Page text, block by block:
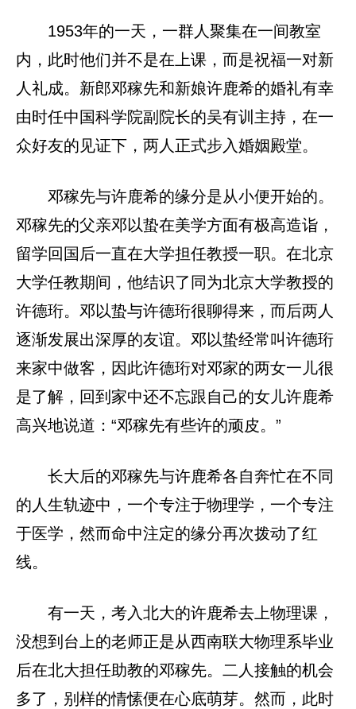
1953年的一天，一群人聚集在一间教室
内，此时他们并不是在上课，而是祝福一对新
人礼成。新郎邓稼先和新娘许鹿希的婚礼有幸
由时任中国科学院副院长的吴有训主持，在一
众好友的见证下，两人正式步入婚姻殿堂。
邓稼先与许鹿希的缘分是从小便开始的。
邓稼先的父亲邓以蛰在美学方面有极高造诣，
留学回国后一直在大学担任教授一职。在北京
大学任教期间，他结识了同为北京大学教授的
许德珩。邓以蛰与许德珩很聊得来，而后两人
逐渐发展出深厚的友谊。邓以蛰经常叫许德珩
来家中做客，因此许德珩对邓家的两女一儿很
是了解，回到家中还不忘跟自己的女儿许鹿希
高兴地说道：“邓稼先有些许的顽皮。”
长大后的邓稼先与许鹿希各自奔忙在不同
的人生轨迹中，一个专注于物理学，一个专注
于医学，然而命中注定的缘分再次拨动了红
线。
有一天，考入北大的许鹿希去上物理课，
没想到台上的老师正是从西南联大物理系毕业
后在北大担任助教的邓稼先。二人接触的机会
多了，别样的情愫便在心底萌芽。然而，此时